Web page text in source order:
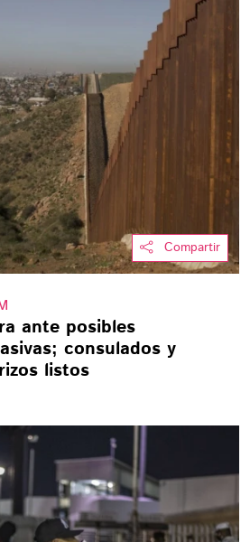
Compartir
ante posibles
consulados y
listos